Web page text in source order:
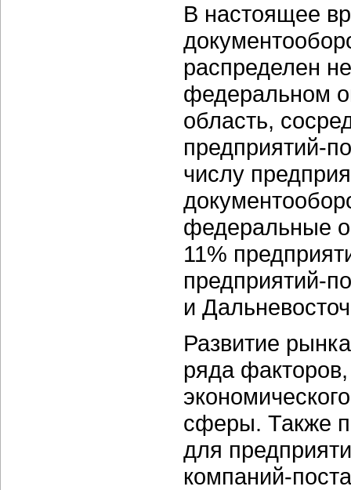
В настоящее
распределен
федеральном
область,
предприятий-
числу
федеральные
11%
предприятий-
и
Развитие
ряда
сферы. Также
для
компаний-